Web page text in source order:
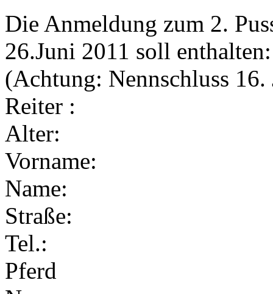
Die Anmeldung zum 2.
26.Juni 2011 soll enthalten:
(Achtung: Nennschluss
Reiter :
Alter:
Vorname:
Name:
Straße:
Tel.:
Pferd